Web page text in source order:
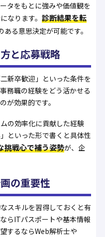
タをもとに強みや価値観を
なります。 診断結果を転
ある意思決定が可能です。
と応募戦略
新卒歓迎」といった条件を
務職の経験をどう活かせる
が効果的です。
の効率化に貢献した経験
といった形で書くと具体性
挑戦心で補う姿勢が、企
の重要性
スキルを習得しておくと有
らITパスポートや基本情報
するならWeb解析士や